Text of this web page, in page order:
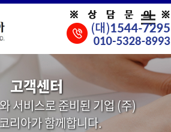
Toggle
고객센터
서비스로 준비된 기업 (주)
리아가 함께합니다.